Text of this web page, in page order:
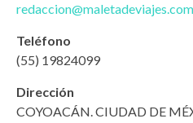
redaccion@maletadeviajes.com
Teléfono
(55) 19824099
Dirección
COYOACÁN. CIUDAD DE